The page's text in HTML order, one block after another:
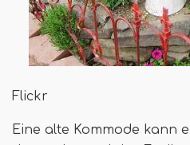
Flickr
Eine alte Kommode kann